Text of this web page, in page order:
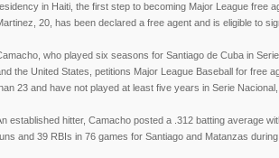
in Haiti, the first step to becoming Major League free
20, has been declared a free agent and is eligible to
who played six seasons for Santiago de Cuba in
the United States, petitions Major League Baseball for free
23 and have not played at least five years in Serie
established hitter, Camacho posted a .312 batting average
and 39 RBIs in 76 games for Santiago and Matanzas